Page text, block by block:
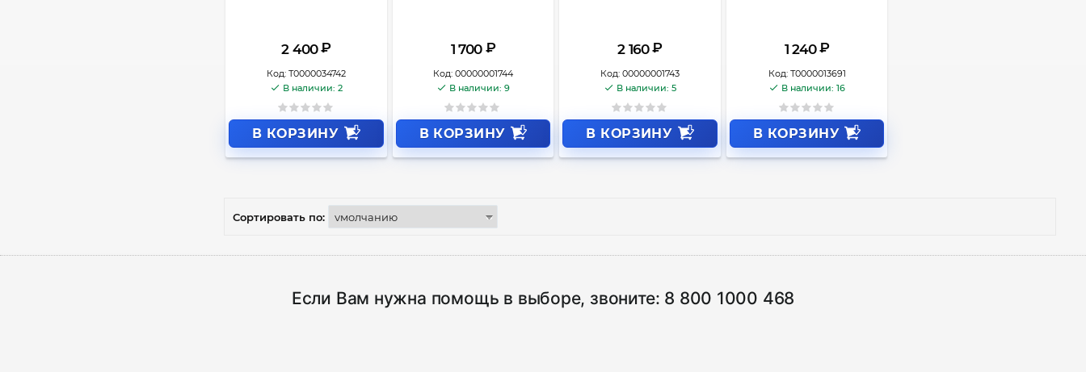
2 400 ₽
Код: Т0000034742
В наличии: 2
В КОРЗИНУ
1 700 ₽
Код: 00000001744
В наличии: 9
В КОРЗИНУ
2 160 ₽
Код: 00000001743
В наличии: 5
В КОРЗИНУ
1 240 ₽
Код: Т0000013691
В наличии: 16
В КОРЗИНУ
Сортировать по:
Если Вам нужна помощь в выборе, звоните: 8 800 1000 468